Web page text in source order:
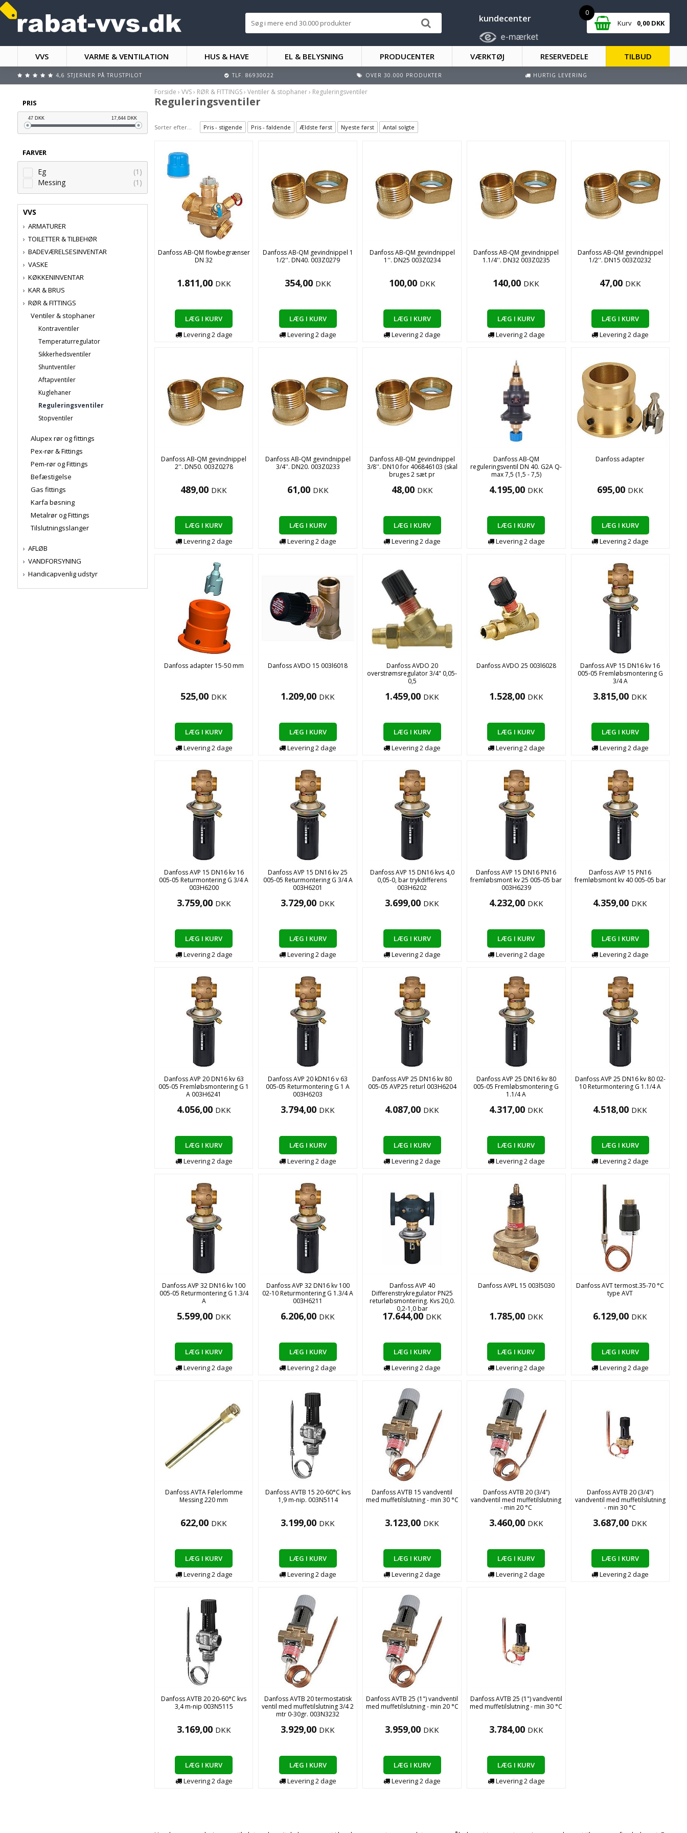
kundecenter
0
Kurv 0,00 DKK
VVS VARME & VENTILATION HUS & HAVE EL & BELYSNING PRODUCENTER VÆRKTØJ RESERVEDELE TILBUD
4,6 STJERNER PÅ TRUSTPILOT TLF. 86930022 OVER 30.000 PRODUKTER HURTIG LEVERING
PRIS
47DKK 17,644DKK
FARVER
Eg
(1)
Messing
(1)
VVS
ARMATURER
TOILETTER & TILBEHØR
BADEVÆRELSESINVENTAR
VASKE
KØKKENINVENTAR
KAR & BRUS
RØR & FITTINGS
Ventiler & stophaner
Kontraventiler
Temperaturregulator
Sikkerhedsventiler
Shuntventiler
Aftapventiler
Kuglehaner
Reguleringsventiler
Stopventiler
Alupex rør og fittings
Pex-rør & Fittings
Pem-rør og Fittings
Befæstigelse
Gas fittings
Karfa bøsning
Metalrør og Fittings
Tilslutningsslanger
AFLØB
VANDFORSYNING
Handicapvenlig udstyr
Forside › VVS› RØR & FITTINGS› Ventiler & stophaner› Reguleringsventiler
Reguleringsventiler
Sorter efter... Pris - stigende Pris - faldende Ældste først Nyeste først Antal solgte
Danfoss AB-QM flowbegrænser
DN 32
1.811,00 DKK
LÆG I KURV
Levering2dage
Danfoss AB-QM gevindnippel 1
1/2''. DN40. 003Z0279
354,00 DKK
LÆG I KURV
Levering2dage
Danfoss AB-QM gevindnippel
1''. DN25 003Z0234
100,00 DKK
LÆG I KURV
Levering2dage
Danfoss AB-QM gevindnippel
1.1/4''. DN32 003Z0235
140,00 DKK
LÆG I KURV
Levering2dage
Danfoss AB-QM gevindnippel
1/2''. DN15 003Z0232
47,00 DKK
LÆG I KURV
Levering2dage
Danfoss AB-QM gevindnippel
2''. DN50. 003Z0278
489,00 DKK
LÆG I KURV
Levering2dage
Danfoss AB-QM gevindnippel
3/4''. DN20. 003Z0233
61,00 DKK
LÆG I KURV
Levering2dage
Danfoss AB-QM gevindnippel
3/8''. DN10 for 406846103 (skal
bruges 2 sæt pr
48,00 DKK
LÆG I KURV
Levering2dage
Danfoss AB-QM
reguleringsventil DN 40. G2A Q-
max 7,5 (1,5 - 7,5)
4.195,00 DKK
LÆG I KURV
Levering2dage
Danfoss adapter
695,00 DKK
LÆG I KURV
Levering2dage
Danfoss adapter 15-50 mm
525,00 DKK
LÆG I KURV
Levering2dage
Danfoss AVDO 15 003l6018
1.209,00 DKK
LÆG I KURV
Levering2dage
Danfoss AVDO 20
overstrømsregulator 3/4" 0,05-
0,5
1.459,00 DKK
LÆG I KURV
Levering2dage
Danfoss AVDO 25 003l6028
1.528,00 DKK
LÆG I KURV
Levering2dage
Danfoss AVP 15 DN16 kv 16
005-05 Fremløbsmontering G
3/4 A
3.815,00 DKK
LÆG I KURV
Levering2dage
Danfoss AVP 15 DN16 kv 16
005-05 Returmontering G 3/4 A
003H6200
3.759,00 DKK
LÆG I KURV
Levering2dage
Danfoss AVP 15 DN16 kv 25
005-05 Returmontering G 3/4 A
003H6201
3.729,00 DKK
LÆG I KURV
Levering2dage
Danfoss AVP 15 DN16 kvs 4,0
0,05-0, bar trykdifferens
003H6202
3.699,00 DKK
LÆG I KURV
Levering2dage
Danfoss AVP 15 DN16 PN16
fremløbsmont kv 25 005-05 bar
003H6239
4.232,00 DKK
LÆG I KURV
Levering2dage
Danfoss AVP 15 PN16
fremløbsmont kv 40 005-05 bar
4.359,00 DKK
LÆG I KURV
Levering2dage
Danfoss AVP 20 DN16 kv 63
005-05 Fremløbsmontering G 1
A 003H6241
4.056,00 DKK
LÆG I KURV
Levering2dage
Danfoss AVP 20 kDN16 v 63
005-05 Returmontering G 1 A
003H6203
3.794,00 DKK
LÆG I KURV
Levering2dage
Danfoss AVP 25 DN16 kv 80
005-05 AVP25 returl 003H6204
4.087,00 DKK
LÆG I KURV
Levering2dage
Danfoss AVP 25 DN16 kv 80
005-05 Fremløbsmontering G
1.1/4 A
4.317,00 DKK
LÆG I KURV
Levering2dage
Danfoss AVP 25 DN16 kv 80 02-
10 Returmontering G 1.1/4 A
4.518,00 DKK
LÆG I KURV
Levering2dage
Danfoss AVP 32 DN16 kv 100
005-05 Returmontering G 1.3/4
A
5.599,00 DKK
LÆG I KURV
Levering2dage
Danfoss AVP 32 DN16 kv 100
02-10 Returmontering G 1.3/4 A
003H6211
6.206,00 DKK
LÆG I KURV
Levering2dage
Danfoss AVP 40
Differenstrykregulator PN25
returløbsmontering. Kvs 20,0.
0,2-1,0 bar
17.644,00 DKK
LÆG I KURV
Levering2dage
Danfoss AVPL 15 003l5030
1.785,00 DKK
LÆG I KURV
Levering2dage
Danfoss AVT termost.35-70 °C
type AVT
6.129,00 DKK
LÆG I KURV
Levering2dage
Danfoss AVTA Følerlomme
Messing 220 mm
622,00 DKK
LÆG I KURV
Levering2dage
Danfoss AVTB 15 20-60°C kvs
1,9 m-nip. 003N5114
3.199,00 DKK
LÆG I KURV
Levering2dage
Danfoss AVTB 15 vandventil
med muffetilslutning - min 30 °C
3.123,00 DKK
LÆG I KURV
Levering2dage
Danfoss AVTB 20 (3/4")
vandventil med muffetilslutning
- min 20 °C
3.460,00 DKK
LÆG I KURV
Levering2dage
Danfoss AVTB 20 (3/4")
vandventil med muffetilslutning
- min 30 °C
3.687,00 DKK
LÆG I KURV
Levering2dage
Danfoss AVTB 20 20-60°C kvs
3,4 m-nip 003N5115
3.169,00 DKK
LÆG I KURV
Levering2dage
Danfoss AVTB 20 termostatisk
ventil med muffetilslutning 3/4 2
mtr 0-30gr. 003N3232
3.929,00 DKK
LÆG I KURV
Levering2dage
Danfoss AVTB 25 (1") vandventil
med muffetilslutning - min 20 °C
3.959,00 DKK
LÆG I KURV
Levering2dage
Danfoss AVTB 25 (1") vandventil
med muffetilslutning - min 30 °C
3.784,00 DKK
LÆG I KURV
Levering2dage